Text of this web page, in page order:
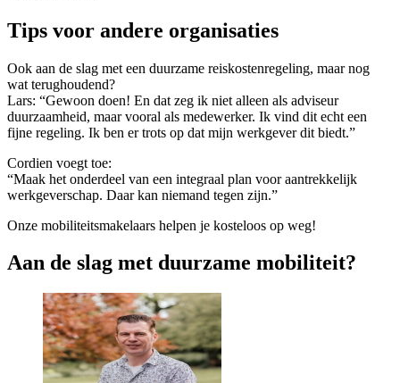
Tips voor andere organisaties
Ook aan de slag met een duurzame reiskostenregeling, maar nog
wat terughoudend?
Lars: “Gewoon doen! En dat zeg ik niet alleen als adviseur
duurzaamheid, maar vooral als medewerker. Ik vind dit echt een
fijne regeling. Ik ben er trots op dat mijn werkgever dit biedt.”
Cordien voegt toe:
“Maak het onderdeel van een integraal plan voor aantrekkelijk
werkgeverschap. Daar kan niemand tegen zijn.”
Onze mobiliteitsmakelaars helpen je kosteloos op weg!
Aan de slag met duurzame mobiliteit?